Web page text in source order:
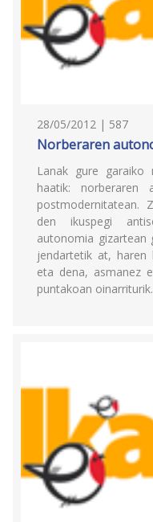
28/05/2012 | 587
Norberaren
Lanak gure
haatik: norberaren
postmodernitatean.
den ikuspegi
autonomia gizartean
jendartetik at, haren
eta dena, asmanez
puntakoan oinarriturik.